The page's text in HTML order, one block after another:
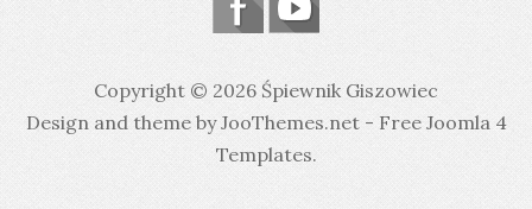
Copyright © 2026 Śpiewnik Giszowiec
Design and theme by JooThemes.net - Free Joomla 4
Templates.